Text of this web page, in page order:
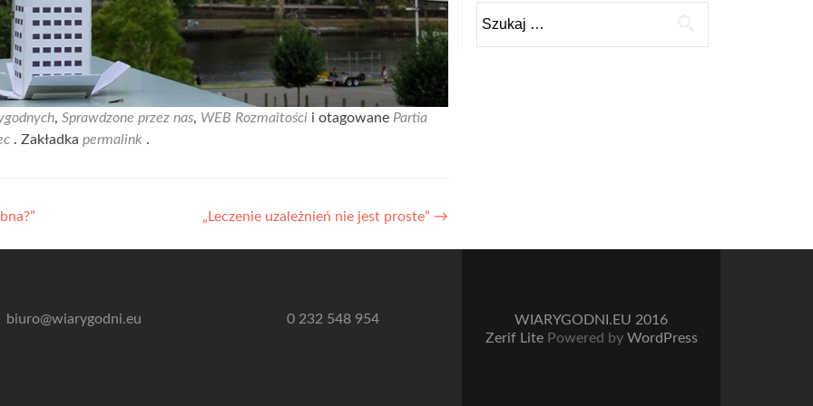
, Sprawdzone przez nas, WEB Rozmaitości i otagowane Partia
. Zakładka permalink .
„Leczenie uzależnień nie jest proste” →
biuro@wiarygodni.eu 0 232 548 954
WIARYGODNI.EU 2016
Zerif Lite Powered by WordPress